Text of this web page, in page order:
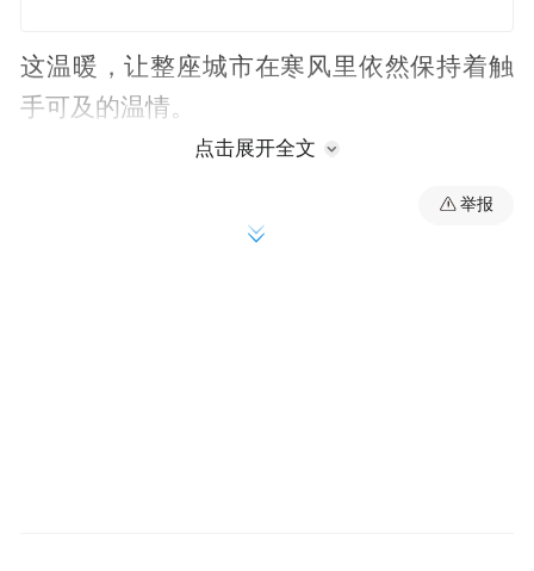
这温暖，让整座城市在寒风里依然保持着触
手可及的温情。
点击展开全文
举报